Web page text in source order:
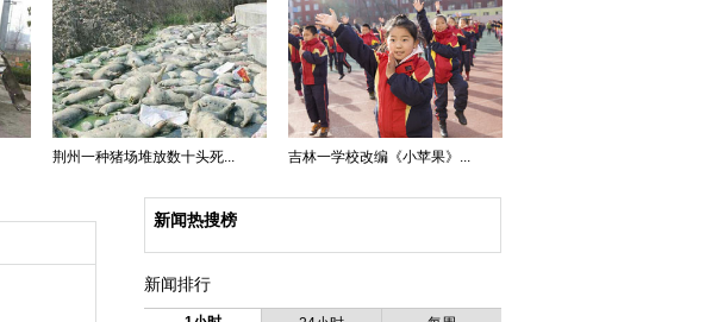
荆州一种猪场堆放数十头死... 吉林一学校改编《小苹果》...
新闻热搜榜
新闻排行